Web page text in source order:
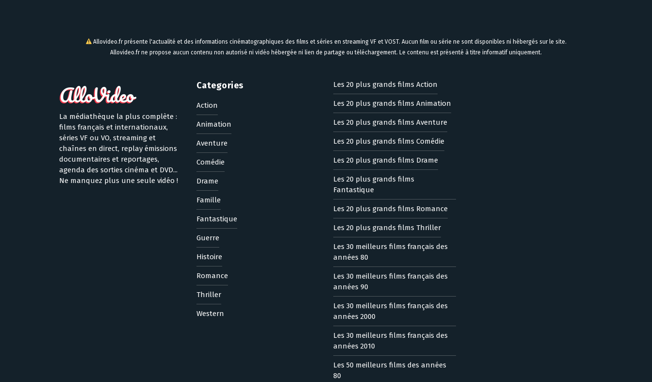
Allovideo.fr présente l'actualité et des informations cinématographiques des films et séries en streaming VF et VOST. Aucun film ou série ne sont disponibles ni hébergés sur le site.
Allovideo.fr ne propose aucun contenu non autorisé ni vidéo hébergée ni lien de partage ou téléchargement. Le contenu est présenté à titre informatif uniquement.
La médiathèque la plus complète :
films français et internationaux,
séries VF ou VO, streaming et
chaînes en direct, replay émissions
documentaires et reportages,
agenda des sorties cinéma et DVD...
Ne manquez plus une seule vidéo !
Categories
Action
Animation
Aventure
Comédie
Drame
Famille
Fantastique
Guerre
Histoire
Romance
Thriller
Western
Les 20 plus grands films Action
Les 20 plus grands films Animation
Les 20 plus grands films Aventure
Les 20 plus grands films Comédie
Les 20 plus grands films Drame
Les 20 plus grands films
Fantastique
Les 20 plus grands films Romance
Les 20 plus grands films Thriller
Les 30 meilleurs films français des
années 80
Les 30 meilleurs films français des
années 90
Les 30 meilleurs films français des
années 2000
Les 30 meilleurs films français des
années 2010
Les 50 meilleurs films des années
80